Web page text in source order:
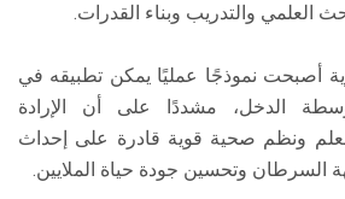
العلمي والتدريب وبناء القدرات.
أصبحت نموذجًا عمليًا يمكن تطبيقه في
الدخل، مشددًا على أن الإرادة
ونظم صحية قوية قادرة على إحداث
وتحسين جودة حياة الملايين.